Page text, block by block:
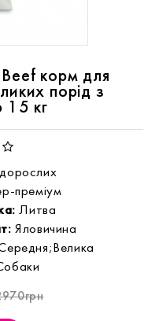
корм для
порід з
15 кг
преміум
Литва
Яловичина